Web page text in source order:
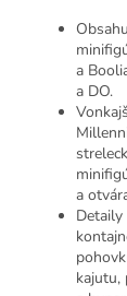
a
a DO.
a
kajutu,